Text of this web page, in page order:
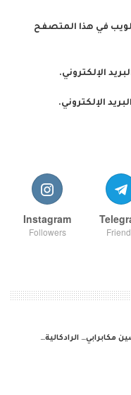
في هذا المتصفح
الإلكتروني.
الإلكتروني.
Instagram
Followers
مكابرابي… الرادكالية…